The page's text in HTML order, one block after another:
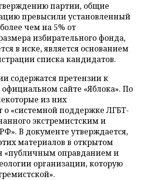
партии, общие
превысили установленный
чем на 5% от
избирательного фонда,
в иске, является основанием
списка кандидатов.
содержатся претензии к
сайте «Яблока». По
из них
о «системной поддержке ЛГБТ-
экстремистским и
В документе утверждается,
материалов в открытом
«публичным оправданием и
организации, которую